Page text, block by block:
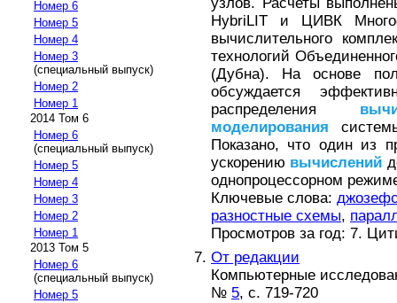
Номер 6
Номер 5
Номер 4
Номер 3
(специальный выпуск)
Номер 2
Номер 1
2014 Том 6
Номер 6
(специальный выпуск)
Номер 5
Номер 4
Номер 3
Номер 2
Номер 1
2013 Том 5
Номер 6
(специальный выпуск)
Номер 5
HybriLIT и ЦИВК
вычислительного
технологий
(Дубна). На основе
обсуждается
распределения
моделирования
Показано, что один из
ускорению вычислений
однопроцессорном
Ключевые слова:
разностные схемы,
Просмотров за год: 7.
От редакции
Компьютерные
№ 5, с. 719-720